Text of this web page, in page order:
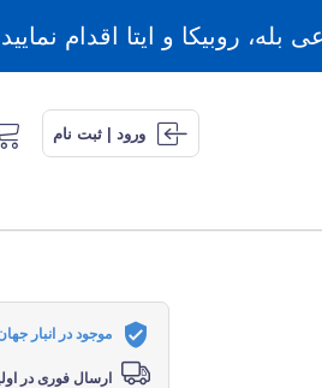
روبیکا و ایتا اقدام
ورود | ثبت نام
موجود در انبار
ارسال فوری در